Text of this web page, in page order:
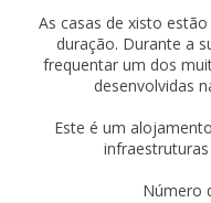
As casas de xisto
duração. Durante a
frequentar um dos
desenvolvidas
Este é um
Número